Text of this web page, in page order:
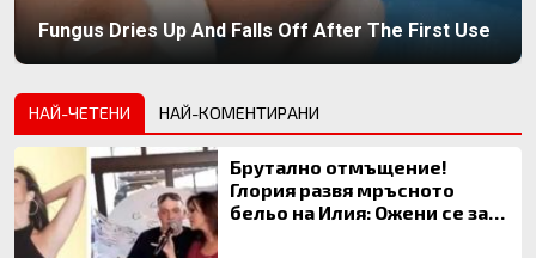
Fungus Dries Up And Falls Off After The First Use
НАЙ-ЧЕТЕНИ НАЙ-КОМЕНТИРАНИ
Брутално отмъщение!
Глория развя мръсното
бельо на Илия: Ожени се за